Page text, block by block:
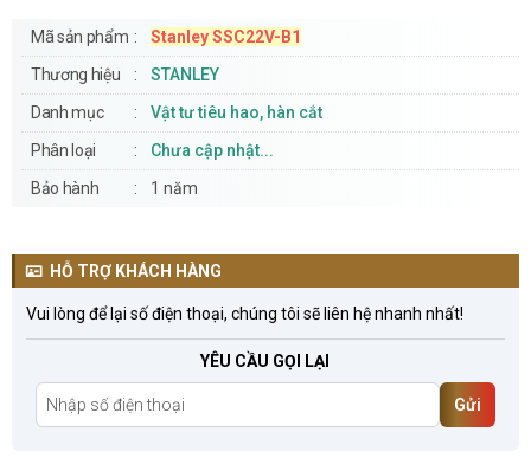
Mã sản phẩm
Stanley SSC22V-B1
Thương hiệu
STANLEY
Danh mục
Vật tư tiêu hao, hàn cắt
Phân loại
Chưa cập nhật...
Bảo hành
1 năm
HỖ TRỢ KHÁCH HÀNG
Vui lòng để lại số điện thoại, chúng tôi sẽ liên hệ nhanh nhất!
YÊU CẦU GỌI LẠI
Gửi